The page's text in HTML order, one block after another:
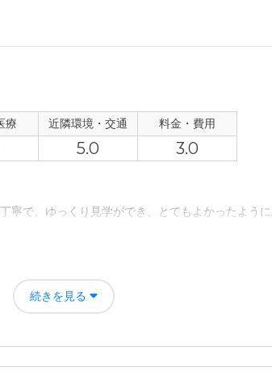
療 近隣環境・交通 料金・費用
5.0 3.0
寧で、ゆっくり見学ができ、とてもよかったよう
どすべてを注ぎ込んでも足りないようであるし、貯
続きを見る